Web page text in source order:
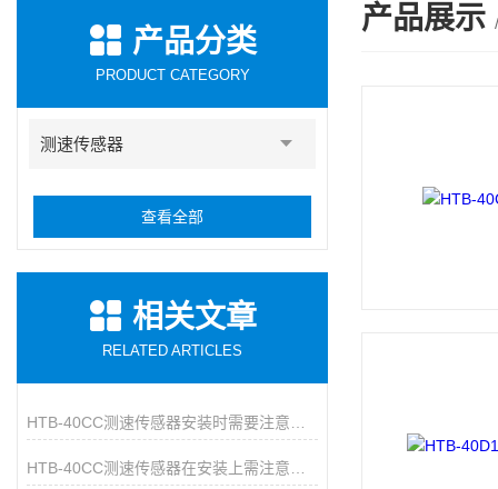
产品分类
PRODUCT CATEGORY
测速传感器
查看全部
相关文章
RELATED ARTICLES
产品展示